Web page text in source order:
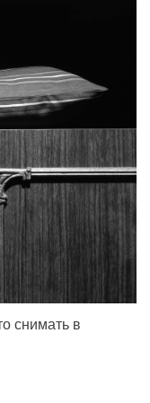
снимать в